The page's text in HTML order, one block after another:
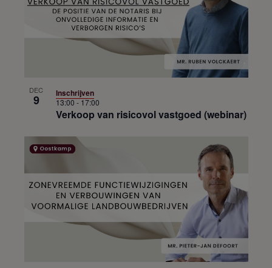
DEC
9
Verkoop van risicovol vastgoed (webinar)
13:00-17:00
Inschrijven